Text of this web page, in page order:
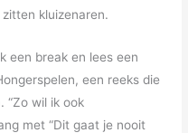
kluizenaren.
een break en lees een
een reeks die
“Zo wil ik ook
met “Dit gaat je nooit